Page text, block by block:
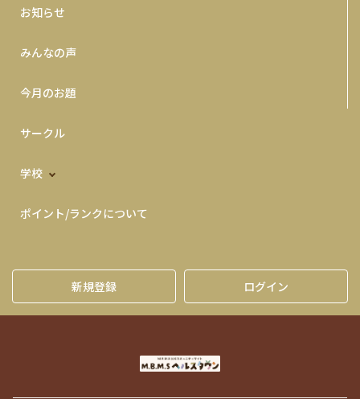
お知らせ
みんなの声
今月のお題
サークル
学校
ポイント/ランクについて
新規登録 ログイン